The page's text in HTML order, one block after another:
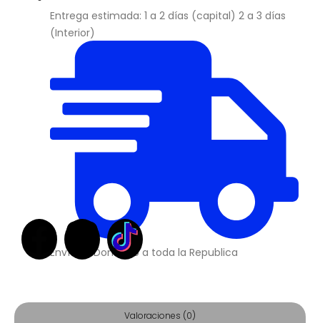
Entrega estimada: 1 a 2 días (capital) 2 a 3 días
(Interior)
Envíos a Domicilio a toda la Republica
Valoraciones (0)